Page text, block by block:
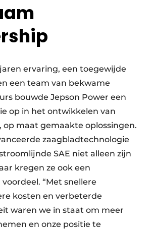
ervaring, een toegewijde
een team van bekwame
bouwde Jepson Power een
op in het ontwikkelen van
op maat gemaakte oplossingen.
zaagbladtechnologie
SAE niet alleen zijn
kregen ze ook een
“Met snellere
kosten en verbeterde
waren we in staat om meer
en onze positie te